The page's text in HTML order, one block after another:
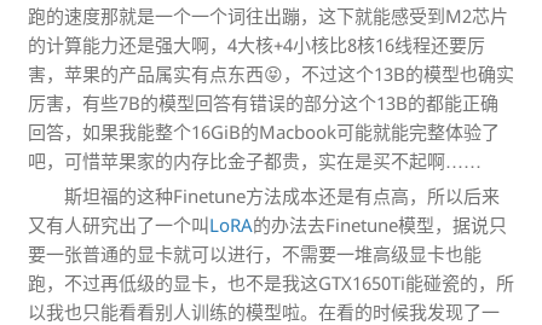
跑的速度那就是一个一个词往出蹦，这下就能感受到M2芯片
的计算能力还是强大啊，4大核+4小核比8核16线程还要厉
害，苹果的产品属实有点东西😝，不过这个13B的模型也确实
厉害，有些7B的模型回答有错误的部分这个13B的都能正确
回答，如果我能整个16GiB的Macbook可能就能完整体验了
吧，可惜苹果家的内存比金子都贵，实在是买不起啊……
斯坦福的这种Finetune方法成本还是有点高，所以后来
又有人研究出了一个叫LoRA的办法去Finetune模型，据说只
要一张普通的显卡就可以进行，不需要一堆高级显卡也能
跑，不过再低级的显卡，也不是我这GTX1650Ti能碰瓷的，所
以我也只能看看别人训练的模型啦。在看的时候我发现了一